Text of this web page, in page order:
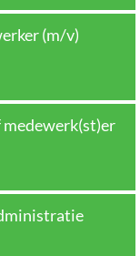
(m/v)